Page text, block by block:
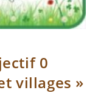
0
villages »